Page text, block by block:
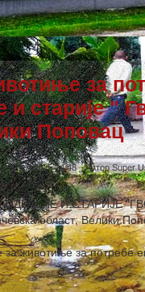
за
и старије "
Поповац
19 јул 2025 14:48 Аутор Super
ОДРАСЛЕ И СТАРИЈЕ
област, Велики
животиње за потребе